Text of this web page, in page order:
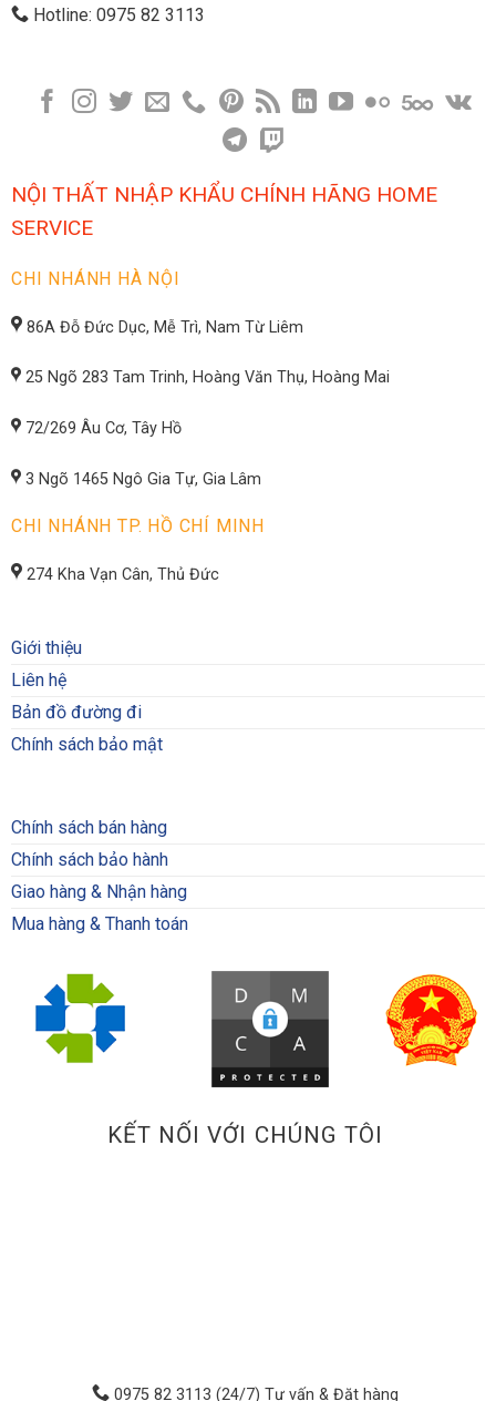
Hotline: 0975 82 3113
NỘI THẤT NHẬP KHẨU CHÍNH HÃNG HOME
SERVICE
CHI NHÁNH HÀ NỘI
86A Đỗ Đức Dục, Mễ Trì, Nam Từ Liêm
25 Ngõ 283 Tam Trinh, Hoàng Văn Thụ, Hoàng Mai
72/269 Âu Cơ, Tây Hồ
3 Ngõ 1465 Ngô Gia Tự, Gia Lâm
CHI NHÁNH TP. HỒ CHÍ MINH
274 Kha Vạn Cân, Thủ Đức
Giới thiệu
Liên hệ
Bản đồ đường đi
Chính sách bảo mật
Chính sách bán hàng
Chính sách bảo hành
Giao hàng & Nhận hàng
Mua hàng & Thanh toán
KẾT NỐI VỚI CHÚNG TÔI
0975 82 3113 (24/7) Tư vấn & Đặt hàng